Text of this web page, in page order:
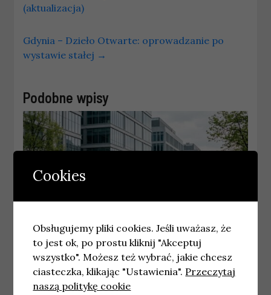
(aktualizacja)
Gdynia – Dzieło Otwarte: oprowadzanie po
wystawie stałej →
Podobne wpisy
WROCŁAW
Grupa Selena nabywa udziały w
portugalskim holdingu Grupo IGM
Cookies
Obsługujemy pliki cookies. Jeśli uważasz, że
to jest ok, po prostu kliknij "Akceptuj
wszystko". Możesz też wybrać, jakie chcesz
ciasteczka, klikając "Ustawienia". Przeczytaj
naszą politykę cookie